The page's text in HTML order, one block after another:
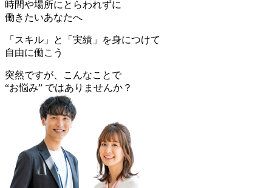
時間や場所にとらわれずに
働きたいあなたへ
「 スキル」 と 「実績」
を身につけて
自由に働こう
突然ですが、こんなことで
“お悩み” ではありませんか？